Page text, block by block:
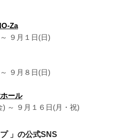
Za
９月１日(日)
９月８日(日)
ール
) ～ ９月１６日(月・祝)
」の公式SNS